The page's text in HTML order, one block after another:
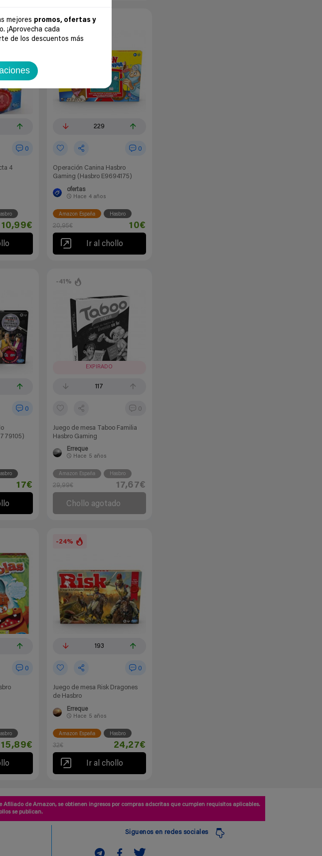
mejores promos, ofertas y
¡Aprovecha cada
de los descuentos más
0
4
10,99€
-52%
229
0
Operación Canina Hasbro
Gaming (Hasbro E9694175)
ofertas
Hace 4 años
Amazon España Hasbro
20,95€ 10€
Ir al chollo
0
17€
-41%
EXPIRADO
117
0
Juego de mesa Taboo Familia
Hasbro Gaming
Erreque
Hace 5 años
Amazon España Hasbro
29,99€ 17,67€
Chollo agotado
0
15,89€
-24%
193
0
Juego de mesa Risk Dragones
de Hasbro
Erreque
Hace 5 años
Amazon España Hasbro
32€ 24,27€
Ir al chollo
de Amazon, se obtienen ingresos por compras adscritas que cumplen requisitos aplicables.
se publican.
Siguenos en redes sociales